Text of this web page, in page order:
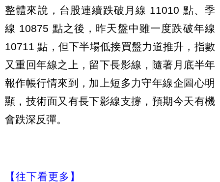
整體來說，台股連續跌破月線 11010 點、季
線 10875 點之後，昨天盤中雖一度跌破年線
10711 點，但下半場低接買盤力道推升，指數
又重回年線之上，留下長影線，隨著月底半年
報作帳行情來到，加上短多力守年線企圖心明
顯，技術面又有長下影線支撐，預期今天有機
會跌深反彈。
【往下看更多】